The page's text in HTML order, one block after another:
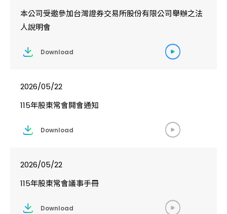
本公司受邀參加台灣證券交易所股份有限公司舉辦之法
人說明會
Download
2026/05/22
115年股東常會開會通知
Download
2026/05/22
115年股東常會議事手冊
Download